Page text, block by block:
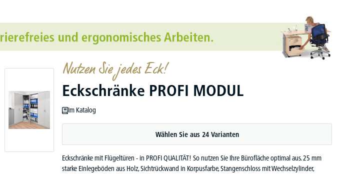
Nutzen Sie jedes Eck!
Eckschränke PROFI MODUL
Im Katalog
Wählen Sie aus 24 Varianten
Eckschränke mit Flügeltüren - in PROFI QUALITÄT! So nutzen Sie Ihre Bürofläche optimal aus. 25 mm
starke Einlegeböden aus Holz, Sichtrückwand in Korpusfarbe, Stangenschloss mit Wechselzylinder,